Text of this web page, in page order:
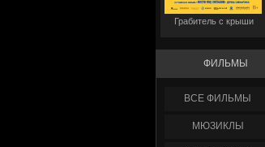
Грабитель с крыши
ФИЛЬМЫ
ФИЛЬМЫ
МЮЗИКЛЫ